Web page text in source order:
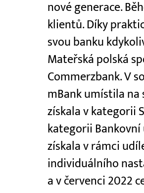
nové generace.
klientů. Díky
svou banku
Mateřská polská
Commerzbank. V
mBank umístila
získala v kategorii
kategorii Bankovní
získala v rámci
individuálního
a v červenci 2022